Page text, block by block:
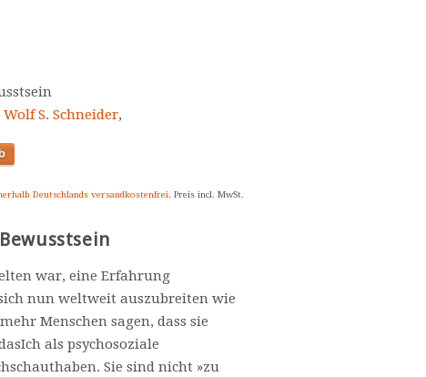
S. Schneider,
Deutschlands versandkostenfrei. Preis incl. MwSt.
war, eine Erfahrung
nun weltweit auszubreiten wie
Menschen sagen, dass sie
als psychosoziale
Sie sind nicht »zu